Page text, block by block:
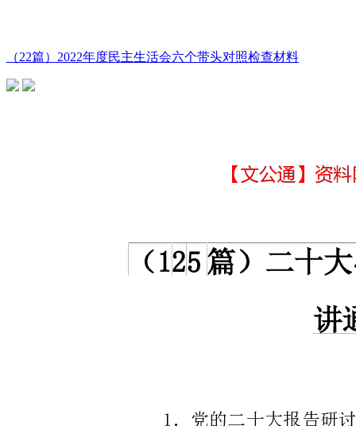
（22篇）2022年度民主生活会六个带头对照检查材料